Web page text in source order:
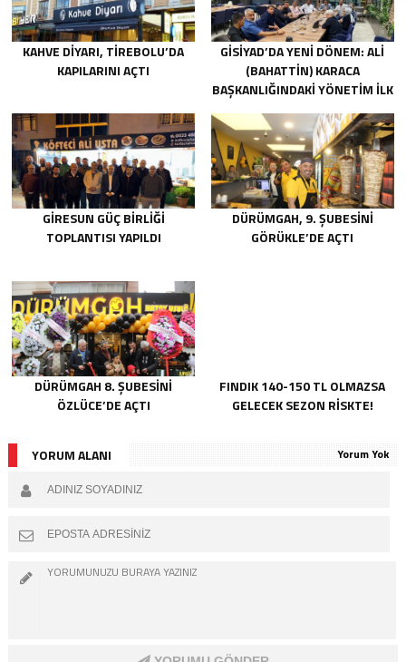
KAHVE DIYARI, TIREBOLU’DA
KAPILARINI AÇTI
GİSİYAD’DA YENI DÖNEM: ALI
(BAHATTIN) KARACA
BAŞKANLIĞINDAKI YÖNETIM İLK
GIRESUN GÜÇ BIRLIĞI
TOPLANTISI YAPILDI
DÜRÜMGAH, 9. ŞUBESINI
GÖRÜKLE’DE AÇTI
DÜRÜMGAH 8. ŞUBESINI
ÖZLÜCE’DE AÇTI
FINDIK 140-150 TL OLMAZSA
GELECEK SEZON RISKTE!
YORUM ALANI Yorum Yok